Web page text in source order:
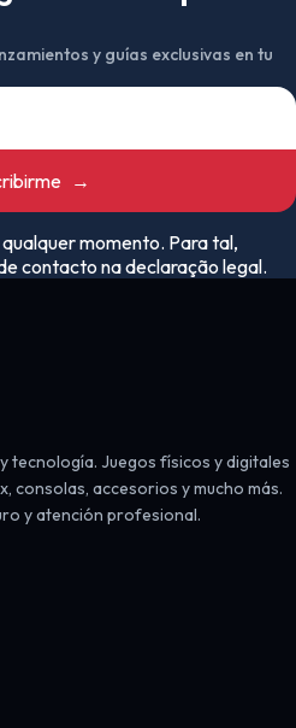
y guías exclusivas en tu
→
momento. Para tal,
contacto na declaração legal.
tecnología. Juegos físicos y digitales
consolas, accesorios y mucho más.
y atención profesional.